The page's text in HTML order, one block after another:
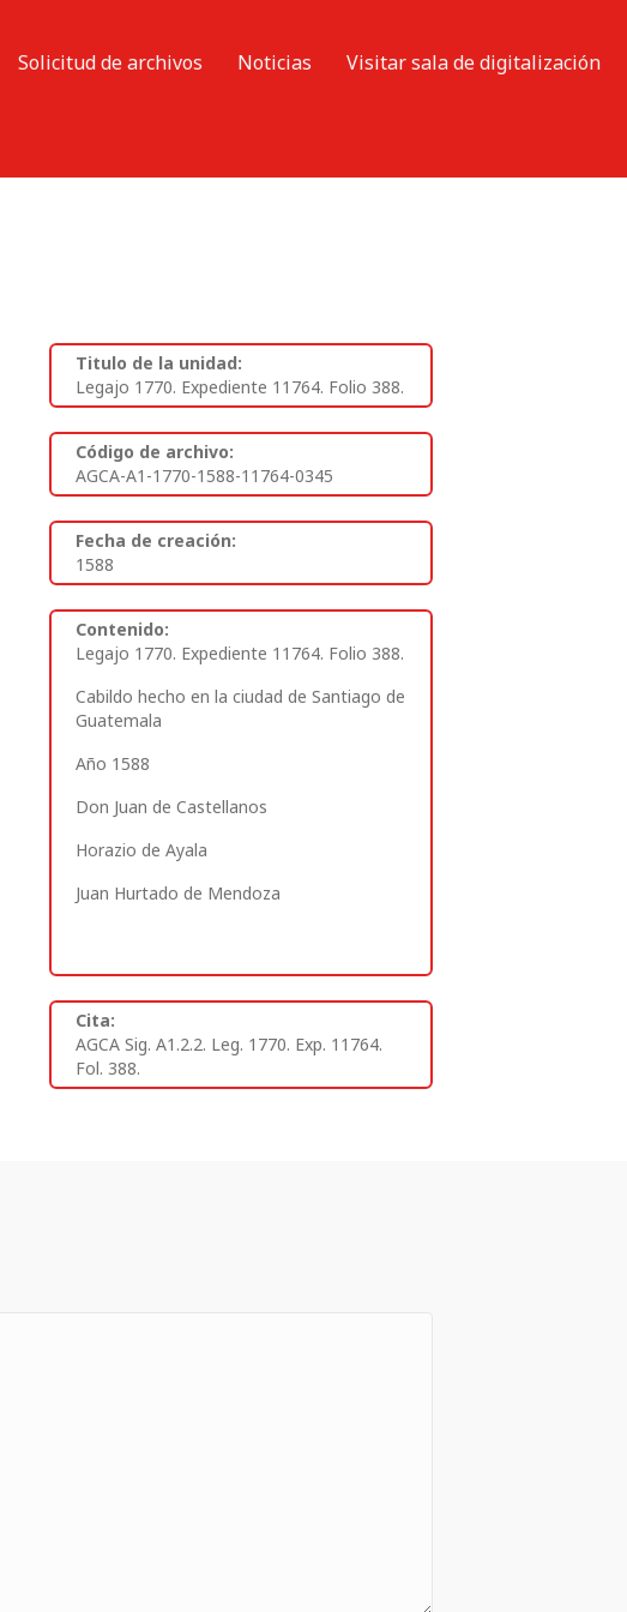
Solicitud de archivos Noticias
Visitar sala de digitalización
Titulo de la unidad:
Legajo 1770. Expediente 11764. Folio 388.
Código de archivo:
AGCA-A1-1770-1588-11764-0345
Fecha de creación:
1588
Contenido:
Legajo 1770. Expediente 11764. Folio 388.
Cabildo hecho en la ciudad de Santiago de
Guatemala
Año 1588
Don Juan de Castellanos
Horazio de Ayala
Juan Hurtado de Mendoza
Cita:
AGCA Sig. A1.2.2. Leg. 1770. Exp. 11764.
Fol. 388.